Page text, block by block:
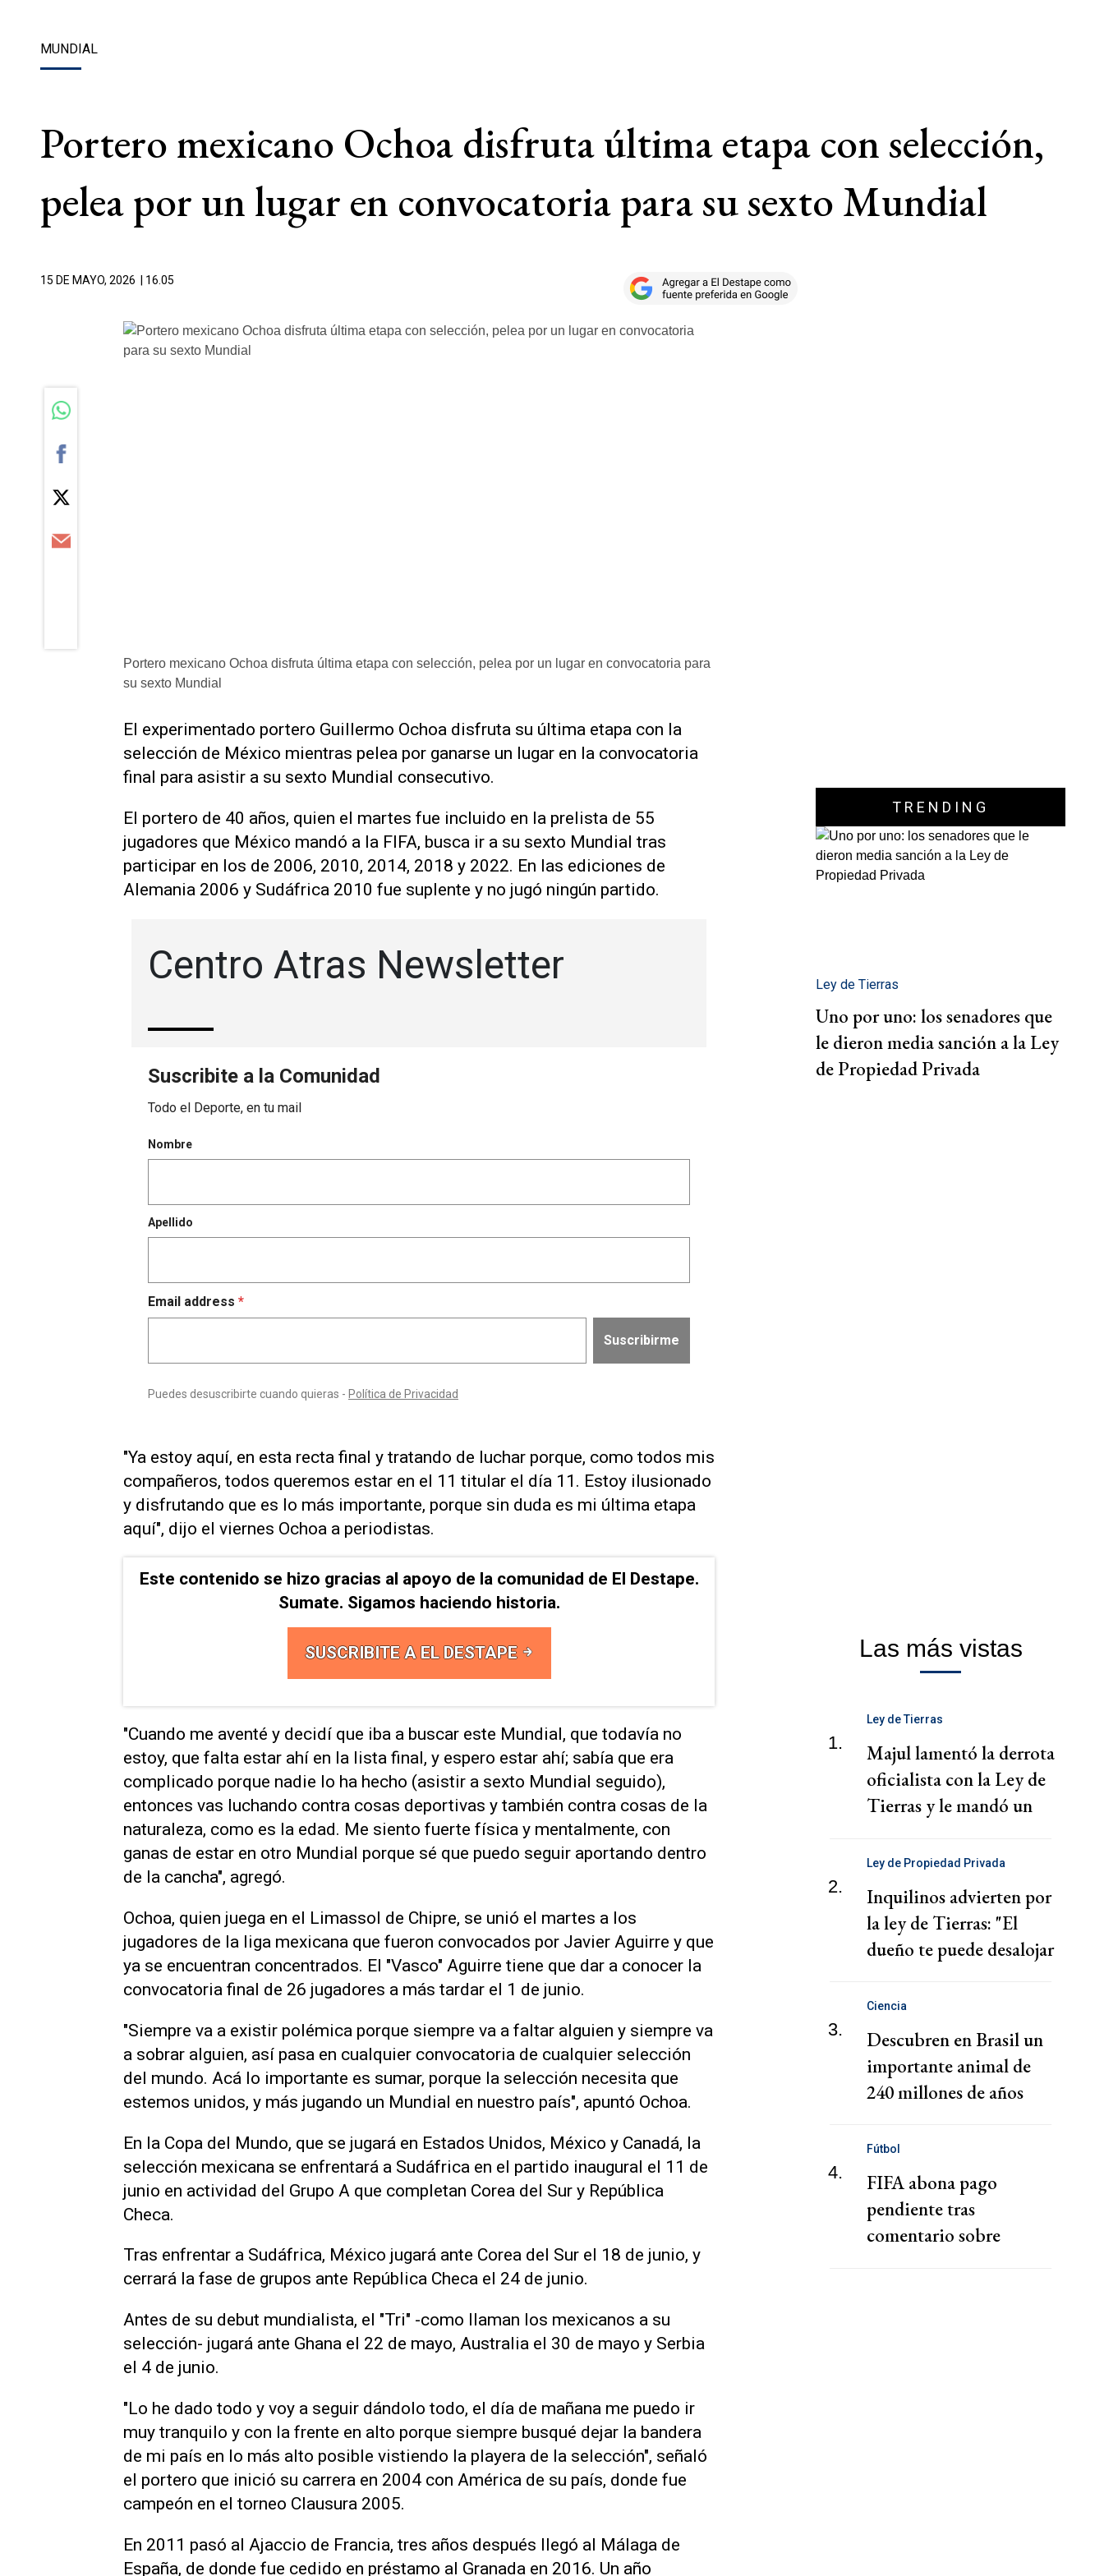
MUNDIAL
Portero mexicano Ochoa disfruta última etapa con selección,
pelea por un lugar en convocatoria para su sexto Mundial
15 DE MAYO, 2026 | 16.05
Portero mexicano Ochoa disfruta última etapa con selección, pelea por un lugar en convocatoria para
su sexto Mundial
El ​experimentado portero Guillermo Ochoa disfruta su última etapa con la
selección de México mientras pelea por ganarse un lugar en la convocatoria
final para asistir ‌a su sexto Mundial consecutivo.
El portero ‌de 40 años, quien el martes fue incluido en la prelista de 55
jugadores que México mandó a la FIFA, busca ir a su sexto Mundial tras
participar en los de 2006, 2010, 2014, 2018 y 2022. En las ediciones de
Alemania 2006 y Sudáfrica 2010 fue suplente y no jugó ningún partido.
"Ya estoy aquí, en esta recta final y tratando de luchar porque, como todos mis
compañeros, todos queremos estar ​en el 11 titular el ⁠día 11. Estoy ilusionado
y disfrutando que es lo más importante, porque sin ‌duda es mi última etapa
aquí", dijo el viernes Ochoa a ⁠periodistas.
Este contenido se hizo gracias al apoyo de la comunidad de El Destape.
Sumate. Sigamos haciendo historia.
SUSCRIBITE A EL DESTAPE
"Cuando me aventé y decidí que iba a ⁠buscar este Mundial, que todavía no
estoy, que falta estar ahí en la lista final, y espero estar ahí; sabía que era
complicado porque nadie lo ha hecho (asistir a ⁠sexto Mundial seguido),
entonces vas luchando contra cosas deportivas y también contra ​cosas de la
naturaleza, como es la edad. Me siento ‌fuerte física y mentalmente, con
ganas de estar ‌en otro Mundial porque sé que puedo seguir aportando dentro
de la ⁠cancha", agregó.
Ochoa, quien juega en el Limassol de Chipre, se unió el martes a los
jugadores de la liga mexicana que fueron convocados por Javier Aguirre y que
ya se encuentran concentrados. El "Vasco" Aguirre tiene que dar a conocer la
convocatoria final ​de 26 jugadores ‌a más tardar el 1 de junio.
"Siempre va a existir polémica porque siempre va a faltar alguien y siempre va
a sobrar alguien, así pasa en cualquier convocatoria de cualquier selección
del mundo. Acá lo importante es sumar, porque la selección necesita que
estemos unidos, y más jugando ⁠un Mundial en nuestro país", apuntó Ochoa.
En la Copa del Mundo, que se jugará en Estados Unidos, México y Canadá, la
selección mexicana se enfrentará a Sudáfrica en el partido inaugural el 11 de
junio en actividad del Grupo A que completan Corea del Sur y República
Checa.
Tras enfrentar a Sudáfrica, México jugará ante Corea del Sur el 18 de junio, y
cerrará la fase de grupos ante República Checa el 24 de junio.
Antes de ‌su debut mundialista, el "Tri" -como llaman los mexicanos a su
selección- jugará ante Ghana el 22 de mayo, Australia el 30 de mayo y Serbia
el 4 de junio.
"Lo he dado todo y voy a seguir dándolo todo, el día de mañana me puedo ir
muy tranquilo y con la frente en alto porque siempre busqué dejar la bandera
‌de mi país en lo más alto posible vistiendo la playera de la selección", señaló
el portero que inició su carrera en 2004 con América de su país, donde fue
campeón ‌en el torneo Clausura ⁠2005.
En 2011 pasó al Ajaccio de Francia, tres años después llegó al Málaga de
España, de donde fue cedido en préstamo al ​Granada en 2016. Un año
TRENDING
Ley de Tierras
Uno por uno: los senadores que
le dieron media sanción a la Ley
de Propiedad Privada
Las más vistas
1.
Ley de Tierras
Majul lamentó la derrota
oficialista con la Ley de
Tierras y le mandó un
2.
Ley de Propiedad Privada
Inquilinos advierten por
la ley de Tierras: "El
dueño te puede desalojar
3.
Ciencia
Descubren en Brasil un
importante animal de
240 millones de años
4.
Fútbol
FIFA abona pago
pendiente tras
comentario sobre